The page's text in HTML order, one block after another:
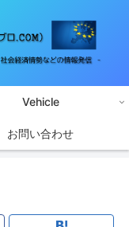
Vehicle
お問い合わせ